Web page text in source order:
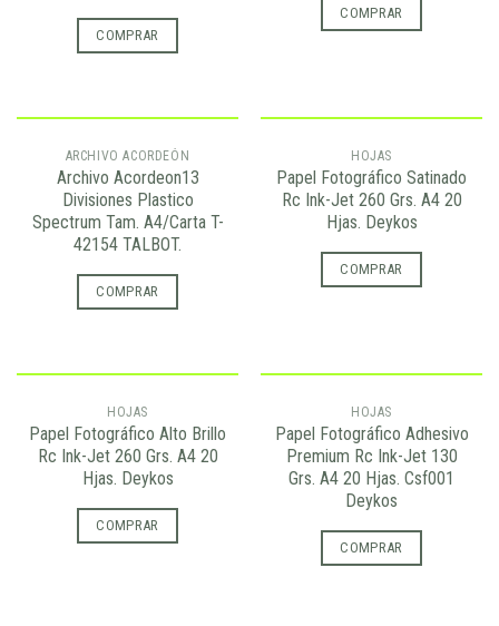
COMPRAR
COMPRAR
ARCHIVO ACORDEÓN
Archivo Acordeon13
Divisiones Plastico
Spectrum Tam. A4/Carta T-
42154 TALBOT.
COMPRAR
HOJAS
Papel Fotográfico Satinado
Rc Ink-Jet 260 Grs. A4 20
Hjas. Deykos
COMPRAR
HOJAS
Papel Fotográfico Alto Brillo
Rc Ink-Jet 260 Grs. A4 20
Hjas. Deykos
COMPRAR
HOJAS
Papel Fotográfico Adhesivo
Premium Rc Ink-Jet 130
Grs. A4 20 Hjas. Csf001
Deykos
COMPRAR